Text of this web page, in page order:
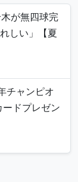
が無四球完
しい」【夏
チャンピオ
ドプレゼン